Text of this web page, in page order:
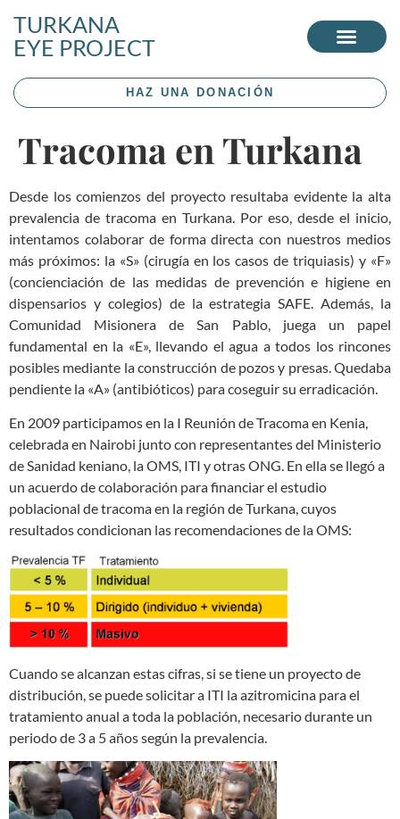
TURKANA
EYE PROJECT
HAZ UNA DONACIÓN
Tracoma en Turkana
Desde los comienzos del proyecto resultaba evidente la alta
prevalencia de tracoma en Turkana. Por eso, desde el inicio,
intentamos colaborar de forma directa con nuestros medios
más próximos: la «S» (cirugía en los casos de triquiasis) y «F»
(concienciación de las medidas de prevención e higiene en
dispensarios y colegios) de la estrategia SAFE. Además, la
Comunidad Misionera de San Pablo, juega un papel
fundamental en la «E», llevando el agua a todos los rincones
posibles mediante la construcción de pozos y presas. Quedaba
pendiente la «A» (antibióticos) para coseguir su erradicación.
En 2009 participamos en la I Reunión de Tracoma en Kenia,
celebrada en Nairobi junto con representantes del Ministerio
de Sanidad keniano, la OMS, ITI y otras ONG. En ella se llegó a
un acuerdo de colaboración para financiar el estudio
poblacional de tracoma en la región de Turkana, cuyos
resultados condicionan las recomendaciones de la OMS:
Cuando se alcanzan estas cifras, si se tiene un proyecto de
distribución, se puede solicitar a ITI la azitromicina para el
tratamiento anual a toda la población, necesario durante un
periodo de 3 a 5 años según la prevalencia.